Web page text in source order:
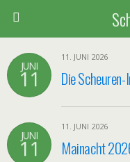
JUNI
11
11. JUNI 2026
Die
JUNI
11
11. JUNI 2026
Mainacht